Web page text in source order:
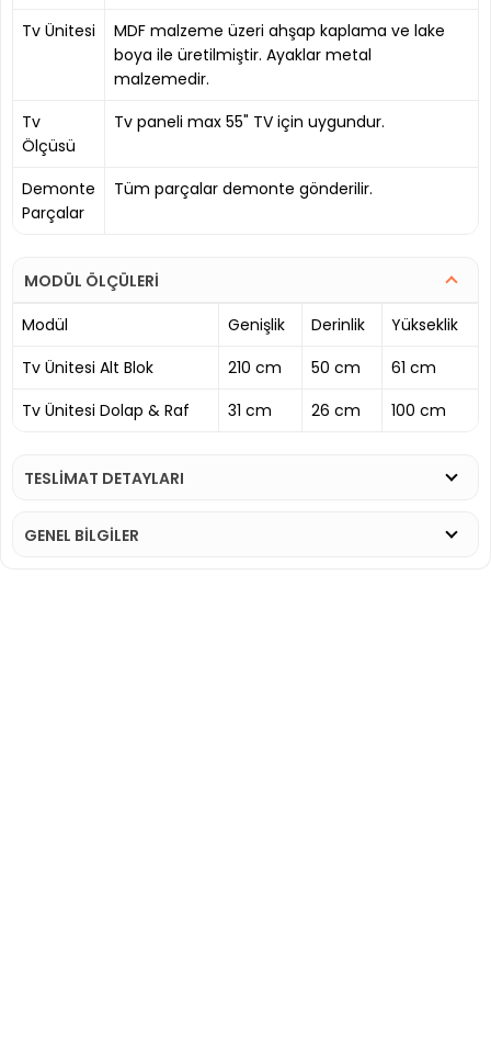
Tv Ünitesi
MDF malzeme üzeri ahşap kaplama ve lake
boya ile üretilmiştir. Ayaklar metal
malzemedir.
Tv
Ölçüsü
Tv paneli max 55" TV için uygundur.
Demonte
Parçalar
Tüm parçalar demonte gönderilir.
MODÜL ÖLÇÜLERİ
Modül
Genişlik Derinlik
Yükseklik
Tv Ünitesi Alt Blok
210 cm 50 cm
61 cm
Tv Ünitesi Dolap & Raf
31 cm 26 cm 100 cm
TESLİMAT DETAYLARI
GENEL BİLGİLER